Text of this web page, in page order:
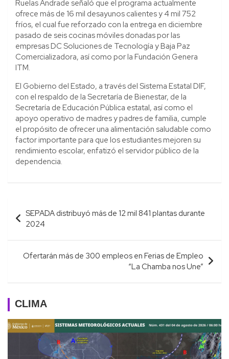
Ruelas Andrade señaló que el programa actualmente
ofrece más de 16 mil desayunos calientes y 4 mil 752
fríos, el cual fue reforzado con la entrega en diciembre
pasado de seis cocinas móviles donadas por las
empresas DC Soluciones de Tecnología y Baja Paz
Comercializadora, así como por la Fundación Genera
ITM.
El Gobierno del Estado, a través del Sistema Estatal DIF,
con el respaldo de la Secretaría de Bienestar, de la
Secretaría de Educación Pública estatal, así como el
apoyo operativo de madres y padres de familia, cumple
el propósito de ofrecer una alimentación saludable como
factor importante para que los estudiantes mejoren su
rendimiento escolar, enfatizó el servidor público de la
dependencia.
Navegación
de
entradas
SEPADA distribuyó más de 12 mil 841 plantas durante
2024
Ofertarán más de 300 empleos en Ferias de Empleo
“La Chamba nos Une”
CLIMA